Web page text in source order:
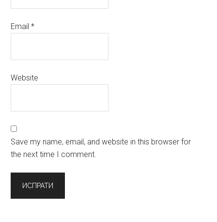
Email*
Website
Save my name, email, and website in this browser for
the next time I comment.